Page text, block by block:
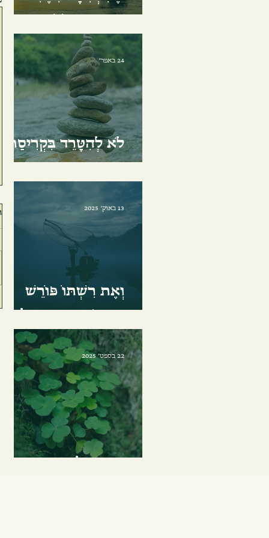
סְפִינָה הַנּוֹשֵׂאת אוֹתִי
לֹא לְהִטָּרֵד בִּקְרִיסַת
הַדְּבָרִים
24 באפר׳
וְאֶת רִשְׁתּוֹ פּוֹרֵשׁ
בִּכְמוֹ-תְּנוּעַת-אוּלַי
13 באוק׳ 2025
כְּנֶגֶד כָּל הַסִּכּוּיִים
22 בספט׳ 2025